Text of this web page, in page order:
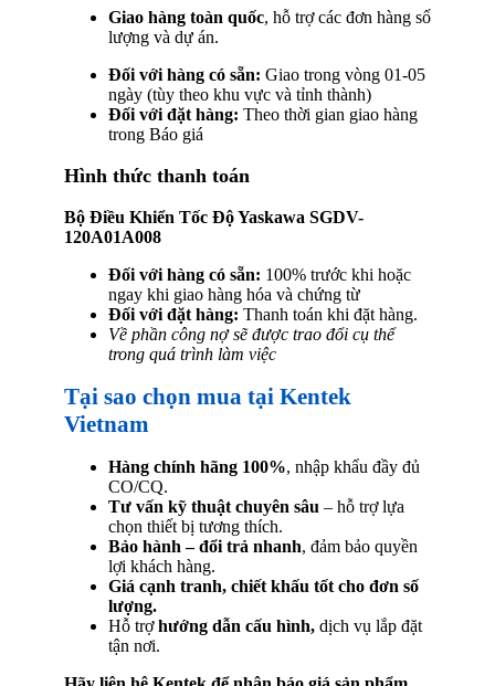
Giao hàng toàn quốc, hỗ trợ các đơn hàng số
lượng và dự án.
Đối với hàng có sẵn: Giao trong vòng 01-05
ngày (tùy theo khu vực và tỉnh thành)
Đối với đặt hàng: Theo thời gian giao hàng
trong Báo giá
Hình thức thanh toán
Bộ Điều Khiển Tốc Độ Yaskawa SGDV-
120A01A008
Đối với hàng có sẵn: 100% trước khi hoặc
ngay khi giao hàng hóa và chứng từ
Đối với đặt hàng: Thanh toán khi đặt hàng.
Về phần công nợ sẽ được trao đổi cụ thể
trong quá trình làm việc
Tại sao chọn mua tại Kentek
Vietnam
Hàng chính hãng 100%, nhập khẩu đầy đủ
CO/CQ.
Tư vấn kỹ thuật chuyên sâu – hỗ trợ lựa
chọn thiết bị tương thích.
Bảo hành – đổi trả nhanh, đảm bảo quyền
lợi khách hàng.
Giá cạnh tranh, chiết khấu tốt cho đơn số
lượng.
Hỗ trợhướng dẫn cấu hình, dịch vụ lắp đặt
tận nơi.